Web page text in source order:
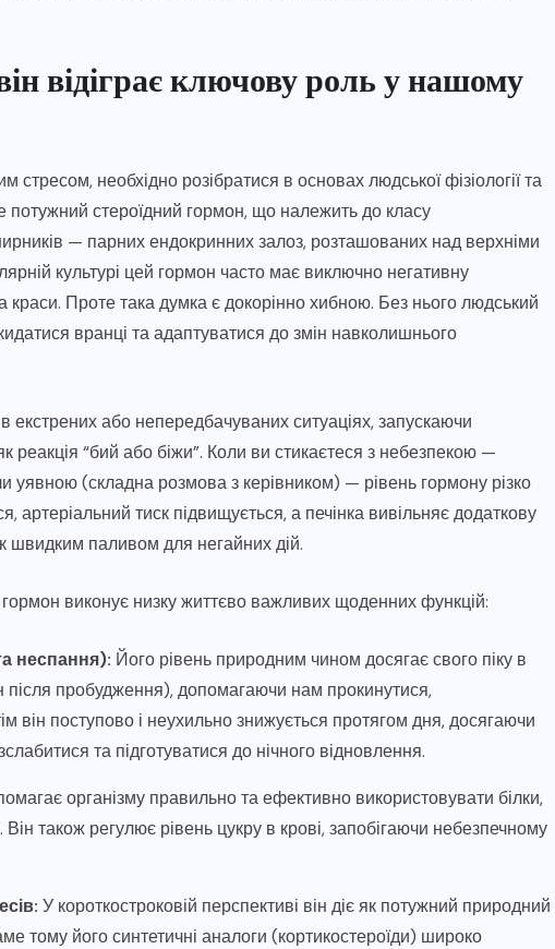
відіграє ключову роль у нашому
необхідно розібратися в основах людської фізіології та
потужний стероїдний гормон, що належить до класу
— парних ендокринних залоз, розташованих над верхніми
культурі цей гормон часто має виключно негативну
краси. Проте така думка є докорінно хибною. Без нього людський
вранці та адаптуватися до змін навколишнього
екстрених або непередбачуваних ситуаціях, запускаючи
“бий або біжи”. Коли ви стикаєтеся з небезпекою —
уявною (складна розмова з керівником) — рівень гормону різко
артеріальний тиск підвищується, а печінка вивільняє додаткову
швидким паливом для негайних дій.
гормон виконує низку життєво важливих щоденних функцій:
неспання): Його рівень природним чином досягає свого піку в
пробудження), допомагаючи нам прокинутися,
він поступово і неухильно знижується протягом дня, досягаючи
та підготуватися до нічного відновлення.
організму правильно та ефективно використовувати білки,
також регулює рівень цукру в крові, запобігаючи небезпечному
У короткостроковій перспективі він діє як потужний природний
тому його синтетичні аналоги (кортикостероїди) широко